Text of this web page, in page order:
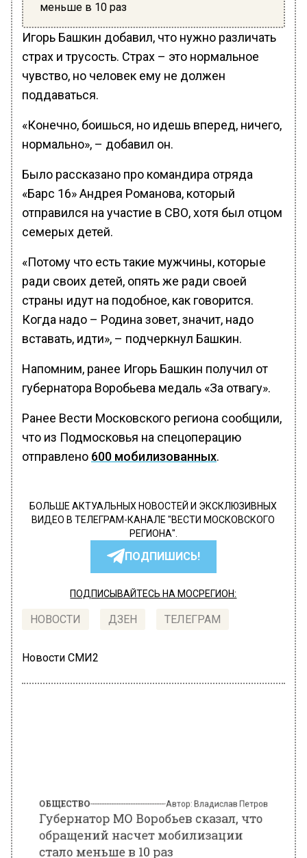
меньше в 10 раз
Игорь Башкин добавил, что нужно различать
страх и трусость. Страх – это нормальное
чувство, но человек ему не должен
поддаваться.
«Конечно, боишься, но идешь вперед, ничего,
нормально», – добавил он.
Было рассказано про командира отряда
«Барс 16» Андрея Романова, который
отправился на участие в СВО, хотя был отцом
семерых детей.
«Потому что есть такие мужчины, которые
ради своих детей, опять же ради своей
страны идут на подобное, как говорится.
Когда надо – Родина зовет, значит, надо
вставать, идти», – подчеркнул Башкин.
Напомним, ранее Игорь Башкин получил от
губернатора Воробьева медаль «За отвагу».
Ранее Вести Московского региона сообщили,
что из Подмосковья на спецоперацию
отправлено 600 мобилизованных.
БОЛЬШЕ АКТУАЛЬНЫХ НОВОСТЕЙ И ЭКСКЛЮЗИВНЫХ
ВИДЕО В ТЕЛЕГРАМ-КАНАЛЕ "ВЕСТИ МОСКОВСКОГО
РЕГИОНА".
ПОДПИШИСЬ!
ПОДПИСЫВАЙТЕСЬ НА МОСРЕГИОН:
НОВОСТИ ДЗЕН ТЕЛЕГРАМ
Новости СМИ2